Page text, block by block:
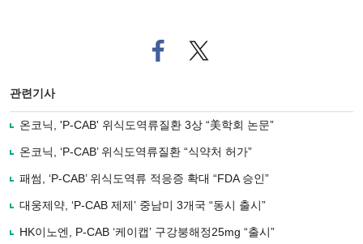
페
이
로
기
사
유
기
트위
터로
관련기사
온코닉, 'P-CAB' 위식도역류질환 3상 “美학회 논문”
온코닉, ‘P-CAB’ 위식도역류질환 “식약처 허가”
패썸, ‘P-CAB’ 위식도역류 적응증 확대 “FDA 승인”
대웅제약, ‘P-CAB 제제’ 중남미 3개국 “동시 출시”
HK이노엔, P-CAB ‘케이캡’ 구강붕해정25mg “출시”